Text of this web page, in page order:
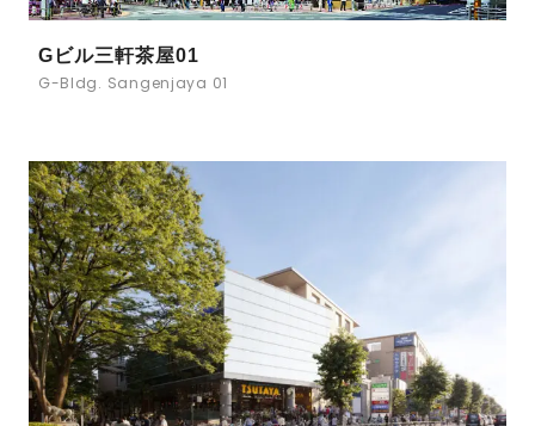
Gビル三軒茶屋01
G-Bldg. Sangenjaya 01